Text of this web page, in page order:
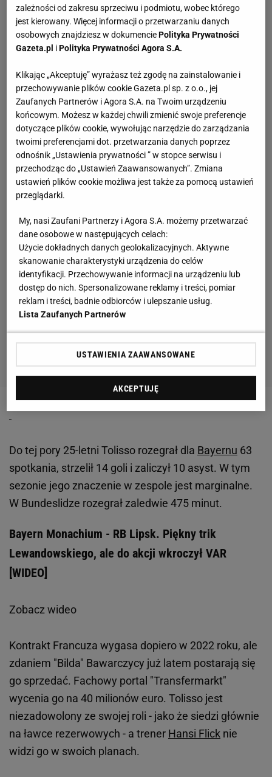
Do tej pory 25-letni Tolisso rozegrał dla Bayernu 63
spotkania, strzelił 14 goli i zaliczył 10 asyst. W tym
sezonie jego znaczenie w zespole jest marginalne.
W Bundeslidze rozegrał zaledwie 475 minut.
Bayern Monachium - RB Lipsk. Piękny trik
Lewandowskiego, ale do akcji wkroczył VAR
[WIDEO]
Zobacz wideo
Kontrakt Francuza wygasa dopiero w 2022 roku, ale
zdaniem "Bilda" Bawarczycy już latem postarają się
go sprzedać. Fachowy portal "Transfermarkt"
wycenia go na 40 milionów euro. Tolisso jest
niezadowolony ze swojej roli - jako że siedzi głównie
na ławce rezerwowych - a trener Hansi Flick nie
widzi go w swoich planach.
zależności od zakresu sprzeciwu i podmiotu, wobec którego
jest kierowany. Więcej informacji o przetwarzaniu danych
osobowych znajdziesz w dokumenciePolityka Prywatności
Gazeta.pl iPolityka Prywatności Agora S.A.
Klikając „Akceptuję” wyrażasz też zgodę na zainstalowanie i
przechowywanie plików cookie Gazeta.pl sp. z o.o., jej
Zaufanych Partnerów i Agora S.A. na Twoim urządzeniu
końcowym. Możesz w każdej chwili zmienić swoje preferencje
dotyczące plików cookie, wywołując narzędzie do zarządzania
twoimi preferencjami dot. przetwarzania danych poprzez
odnośnik „Ustawienia prywatności ” w stopce serwisu i
przechodząc do „Ustawień Zaawansowanych”. Zmiana
ustawień plików cookie możliwa jest także za pomocą ustawień
przeglądarki.
My, nasi Zaufani Partnerzy i Agora S.A. możemy przetwarzać
dane osobowe w następujących celach:
Użycie dokładnych danych geolokalizacyjnych. Aktywne
skanowanie charakterystyki urządzenia do celów
identyfikacji. Przechowywanie informacji na urządzeniu lub
dostęp do nich. Spersonalizowane reklamy i treści, pomiar
reklam i treści, badnie odbiorców i ulepszanie usług.
Lista Zaufanych Partnerów
USTAWIENIA ZAAWANSOWANE
AKCEPTUJĘ